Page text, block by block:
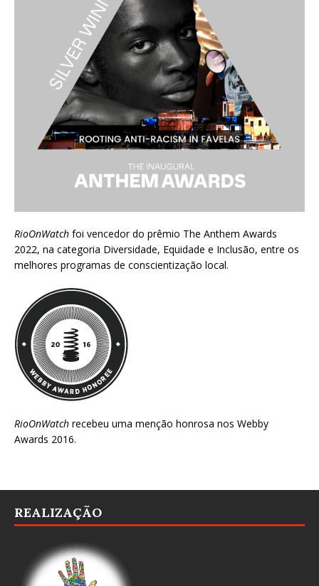
RioOnWatch foi vencedor do prêmio The Anthem Awards
2022, na categoria Diversidade, Equidade e Inclusão, entre os
melhores programas de conscientização local.
RioOnWatch recebeu uma menção honrosa nos Webby
Awards 2016.
REALIZAÇÃO